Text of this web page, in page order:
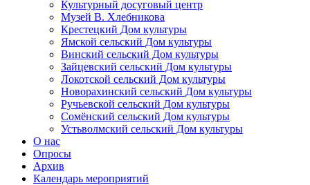
Культурный досуговый центр
Музей В. Хлебникова
Крестецкий Дом культуры
Ямской сельский Дом культуры
Винский сельский Дом культуры
Зайцевский сельский Дом культуры
Локотской сельский Дом культуры
Новорахинский сельский Дом культуры
Ручьевской сельский Дом культуры
Сомёнский сельский Дом культуры
Устьволмский сельский Дом культуры
О нас
Опросы
Архив
Календарь мероприятий